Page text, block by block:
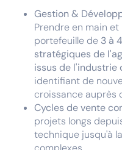
Gestion &
Prendre en main
portefeuille de 3 à
stratégiques de
issus de l'industrie
identifiant de
croissance auprès
Cycles de vente
projets longs
technique jusqu'à